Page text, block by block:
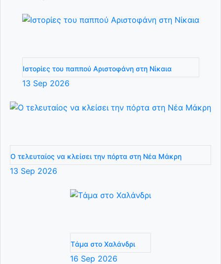
Ιστορίες του παππού Αριστοφάνη στη Νίκαια
13 Sep 2026
Ο τελευταίος να κλείσει την πόρτα στη Νέα Μάκρη
13 Sep 2026
Tάμα στο Χαλάνδρι
16 Sep 2026